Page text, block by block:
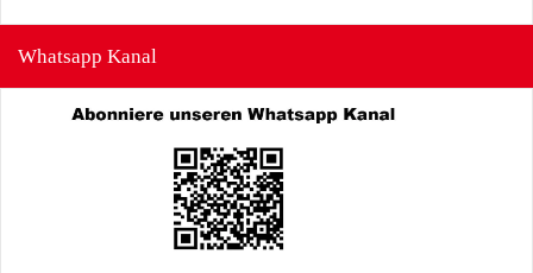
Whatsapp Kanal